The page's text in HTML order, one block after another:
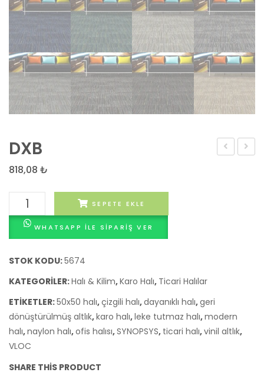
DXB
818,08 ₺
adet
SEPETE EKLE
WHATSAPP ILE SIPARIŞ VER
STOK KODU:5674
KATEGORILER:Halı & Kilim,Karo Halı, Ticari Halılar
ETIKETLER:50x50 halı,çizgili halı,dayanıklı halı,geri
dönüştürülmüş altlık,karo halı,leke tutmaz halı,modern
halı,naylon halı,ofis halısı,SYNOPSYS, ticari halı,vinil altlık,
VLOC
SHARE THIS PRODUCT